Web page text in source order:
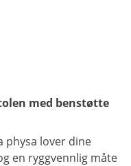
med benstøtte
physa lover dine
en ryggvennlig måte